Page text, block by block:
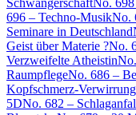
SchwangerschaftNo. 698
696 – Techno-MusikNo.
Seminare in Deutschland
Geist über Materie ?No.
Verzweifelte Atheistin
RaumpflegeNo. 686 –
Kopfschmerz-Verwirrung
5DNo. 682 –